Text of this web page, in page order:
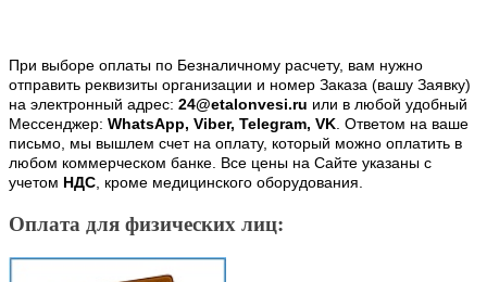
При выборе оплаты по Безналичному расчету, вам нужно
отправить реквизиты организации и номер Заказа (вашу Заявку)
на электронный адрес: 24@etalonvesi.ru или в любой удобный
Мессенджер: WhatsApp, Viber, Telegram, VK. Ответом на ваше
письмо, мы вышлем счет на оплату, который можно оплатить в
любом коммерческом банке. Все цены на Сайте указаны с
учетом НДС, кроме медицинского оборудования.
Оплата для физических лиц: